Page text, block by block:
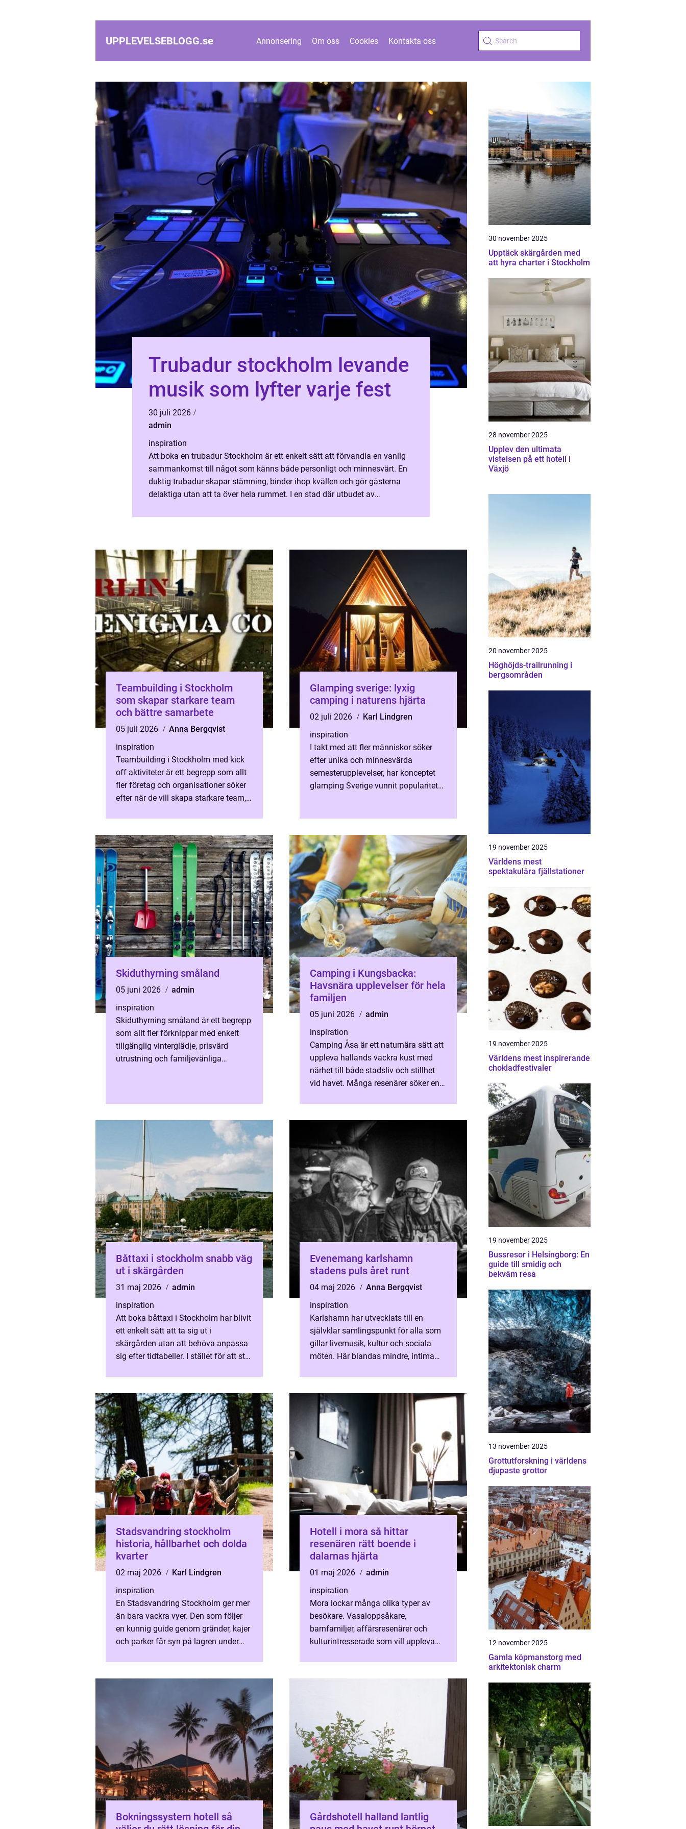
UPPLEVELSEBLOGG.se Annonsering Om oss Cookies Kontakta oss
Trubadur stockholm levande
musik som lyfter varje fest
30 juli 2026
admin
inspiration
Att boka en trubadur Stockholm är ett enkelt sätt att förvandla en vanlig
sammankomst till något som känns både personligt och minnesvärt. En
duktig trubadur skapar stämning, binder ihop kvällen och gör gästerna
delaktiga utan att ta över hela rummet. I en stad där utbudet av
Teambuilding i Stockholm
som skapar starkare team
och bättre samarbete
05 juli 2026
Anna Bergqvist
inspiration
Teambuilding i Stockholm med kick
off aktiviteter är ett begrepp som allt
fler företag och organisationer söker
efter när de vill skapa starkare team,
Glamping sverige: lyxig
camping i naturens hjärta
02 juli 2026
Karl Lindgren
inspiration
I takt med att fler människor söker
efter unika och minnesvärda
semesterupplevelser, har konceptet
glamping Sverige vunnit popularitet
Skiduthyrning småland
05 juni 2026
admin
inspiration
Skiduthyrning småland är ett begrepp
som allt fler förknippar med enkelt
tillgänglig vinterglädje, prisvärd
utrustning och familjevänliga
Camping i Kungsbacka:
Havsnära upplevelser för hela
familjen
05 juni 2026
admin
inspiration
Camping Åsa är ett naturnära sätt att
uppleva hallands vackra kust med
närhet till både stadsliv och stillhet
vid havet. Många resenärer söker en
Båttaxi i stockholm snabb väg
ut i skärgården
31 maj 2026
admin
inspiration
Att boka båttaxi i Stockholm har blivit
ett enkelt sätt att ta sig ut i
skärgården utan att behöva anpassa
sig efter tidtabeller. I stället för att stå
Evenemang karlshamn
stadens puls året runt
04 maj 2026
Anna Bergqvist
inspiration
Karlshamn har utvecklats till en
självklar samlingspunkt för alla som
gillar livemusik, kultur och sociala
möten. Här blandas mindre, intima
Stadsvandring stockholm
historia, hållbarhet och dolda
kvarter
02 maj 2026
Karl Lindgren
inspiration
En Stadsvandring Stockholm ger mer
än bara vackra vyer. Den som följer
en kunnig guide genom gränder, kajer
och parker får syn på lagren under
Hotell i mora så hittar
resenären rätt boende i
dalarnas hjärta
01 maj 2026
admin
inspiration
Mora lockar många olika typer av
besökare. Vasaloppsåkare,
barnfamiljer, affärsresenärer och
kulturintresserade som vill uppleva
Bokningssystem hotell så
Gårdshotell halland lantlig
30 november 2025
Upptäck skärgården med
att hyra charter i Stockholm
28 november 2025
Upplev den ultimata
vistelsen på ett hotell i
Växjö
20 november 2025
Höghöjds-trailrunning i
bergsområden
19 november 2025
Världens mest
spektakulära fjällstationer
19 november 2025
Världens mest inspirerande
chokladfestivaler
19 november 2025
Bussresor i Helsingborg: En
guide till smidig och
bekväm resa
13 november 2025
Grottutforskning i världens
djupaste grottor
12 november 2025
Gamla köpmanstorg med
arkitektonisk charm